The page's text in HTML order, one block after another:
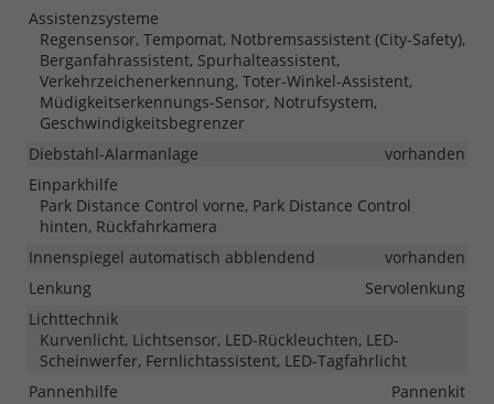
Assistenzsysteme
Regensensor, Tempomat, Notbremsassistent (City-Safety),
Berganfahrassistent, Spurhalteassistent,
Verkehrzeichenerkennung, Toter-Winkel-Assistent,
Müdigkeitserkennungs-Sensor, Notrufsystem,
Geschwindigkeitsbegrenzer
Diebstahl-Alarmanlage
vorhanden
Einparkhilfe
Park Distance Control vorne, Park Distance Control
hinten, Rückfahrkamera
Innenspiegel automatisch abblendend
vorhanden
Lenkung
Servolenkung
Lichttechnik
Kurvenlicht, Lichtsensor, LED-Rückleuchten, LED-
Scheinwerfer, Fernlichtassistent, LED-Tagfahrlicht
Pannenhilfe
Pannenkit